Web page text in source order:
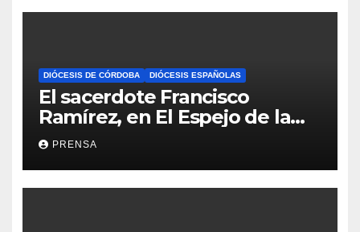
DIÓCESIS DE CÓRDOBA DIÓCESIS ESPAÑOLAS
El sacerdote Francisco
Ramírez, en El Espejo de la
Iglesia
PRENSA